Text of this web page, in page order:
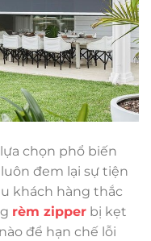
chọn phổ biến
đem lại sự tiện
khách hàng thắc
rèm zipper bị kẹt
để hạn chế lỗi